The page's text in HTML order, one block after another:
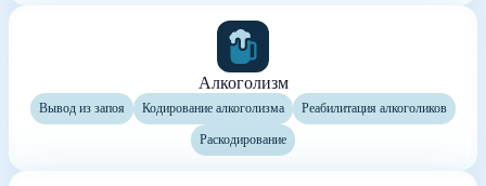
Алкоголизм
Вывод из запоя Кодирование алкоголизма Реабилитация алкоголиков
Раскодирование